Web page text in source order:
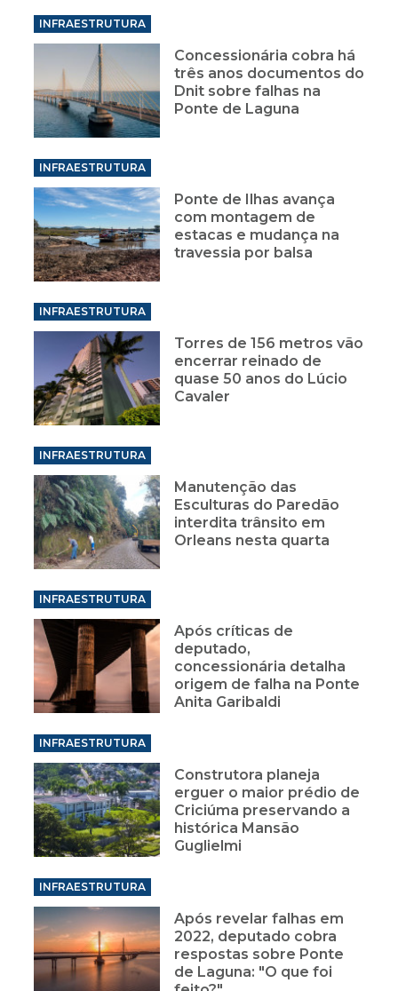
INFRAESTRUTURA
Concessionária cobra há
três anos documentos do
Dnit sobre falhas na
Ponte de Laguna
INFRAESTRUTURA
Ponte de Ilhas avança
com montagem de
estacas e mudança na
travessia por balsa
INFRAESTRUTURA
Torres de 156 metros vão
encerrar reinado de
quase 50 anos do Lúcio
Cavaler
INFRAESTRUTURA
Manutenção das
Esculturas do Paredão
interdita trânsito em
Orleans nesta quarta
INFRAESTRUTURA
Após críticas de
deputado,
concessionária detalha
origem de falha na Ponte
Anita Garibaldi
INFRAESTRUTURA
Construtora planeja
erguer o maior prédio de
Criciúma preservando a
histórica Mansão
Guglielmi
INFRAESTRUTURA
Após revelar falhas em
2022, deputado cobra
respostas sobre Ponte
de Laguna: "O que foi